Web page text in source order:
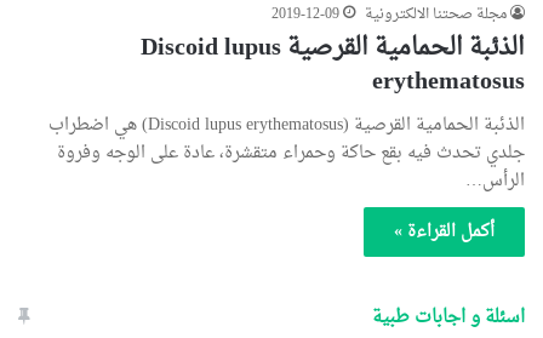
مجلة صحتنا الالكترونية 2019-12-09
الذئبة الحمامية القرصية Discoid lupus
erythematosus
الذئبة الحمامية القرصية (Discoid lupus erythematosus) هي اضطراب
جلدي تحدث فيه بقع حاكة وحمراء متقشرة، عادة على الوجه وفروة
الرأس…
أكمل القراءة »
اسئلة و اجابات طبية